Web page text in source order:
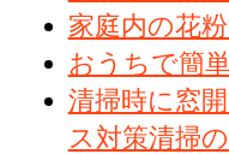
家庭内の花
おうちで簡
清掃時に窓
ス対策清掃